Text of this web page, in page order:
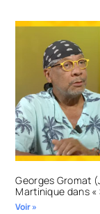
Georges Gromat
Martinique dans «
Voir »